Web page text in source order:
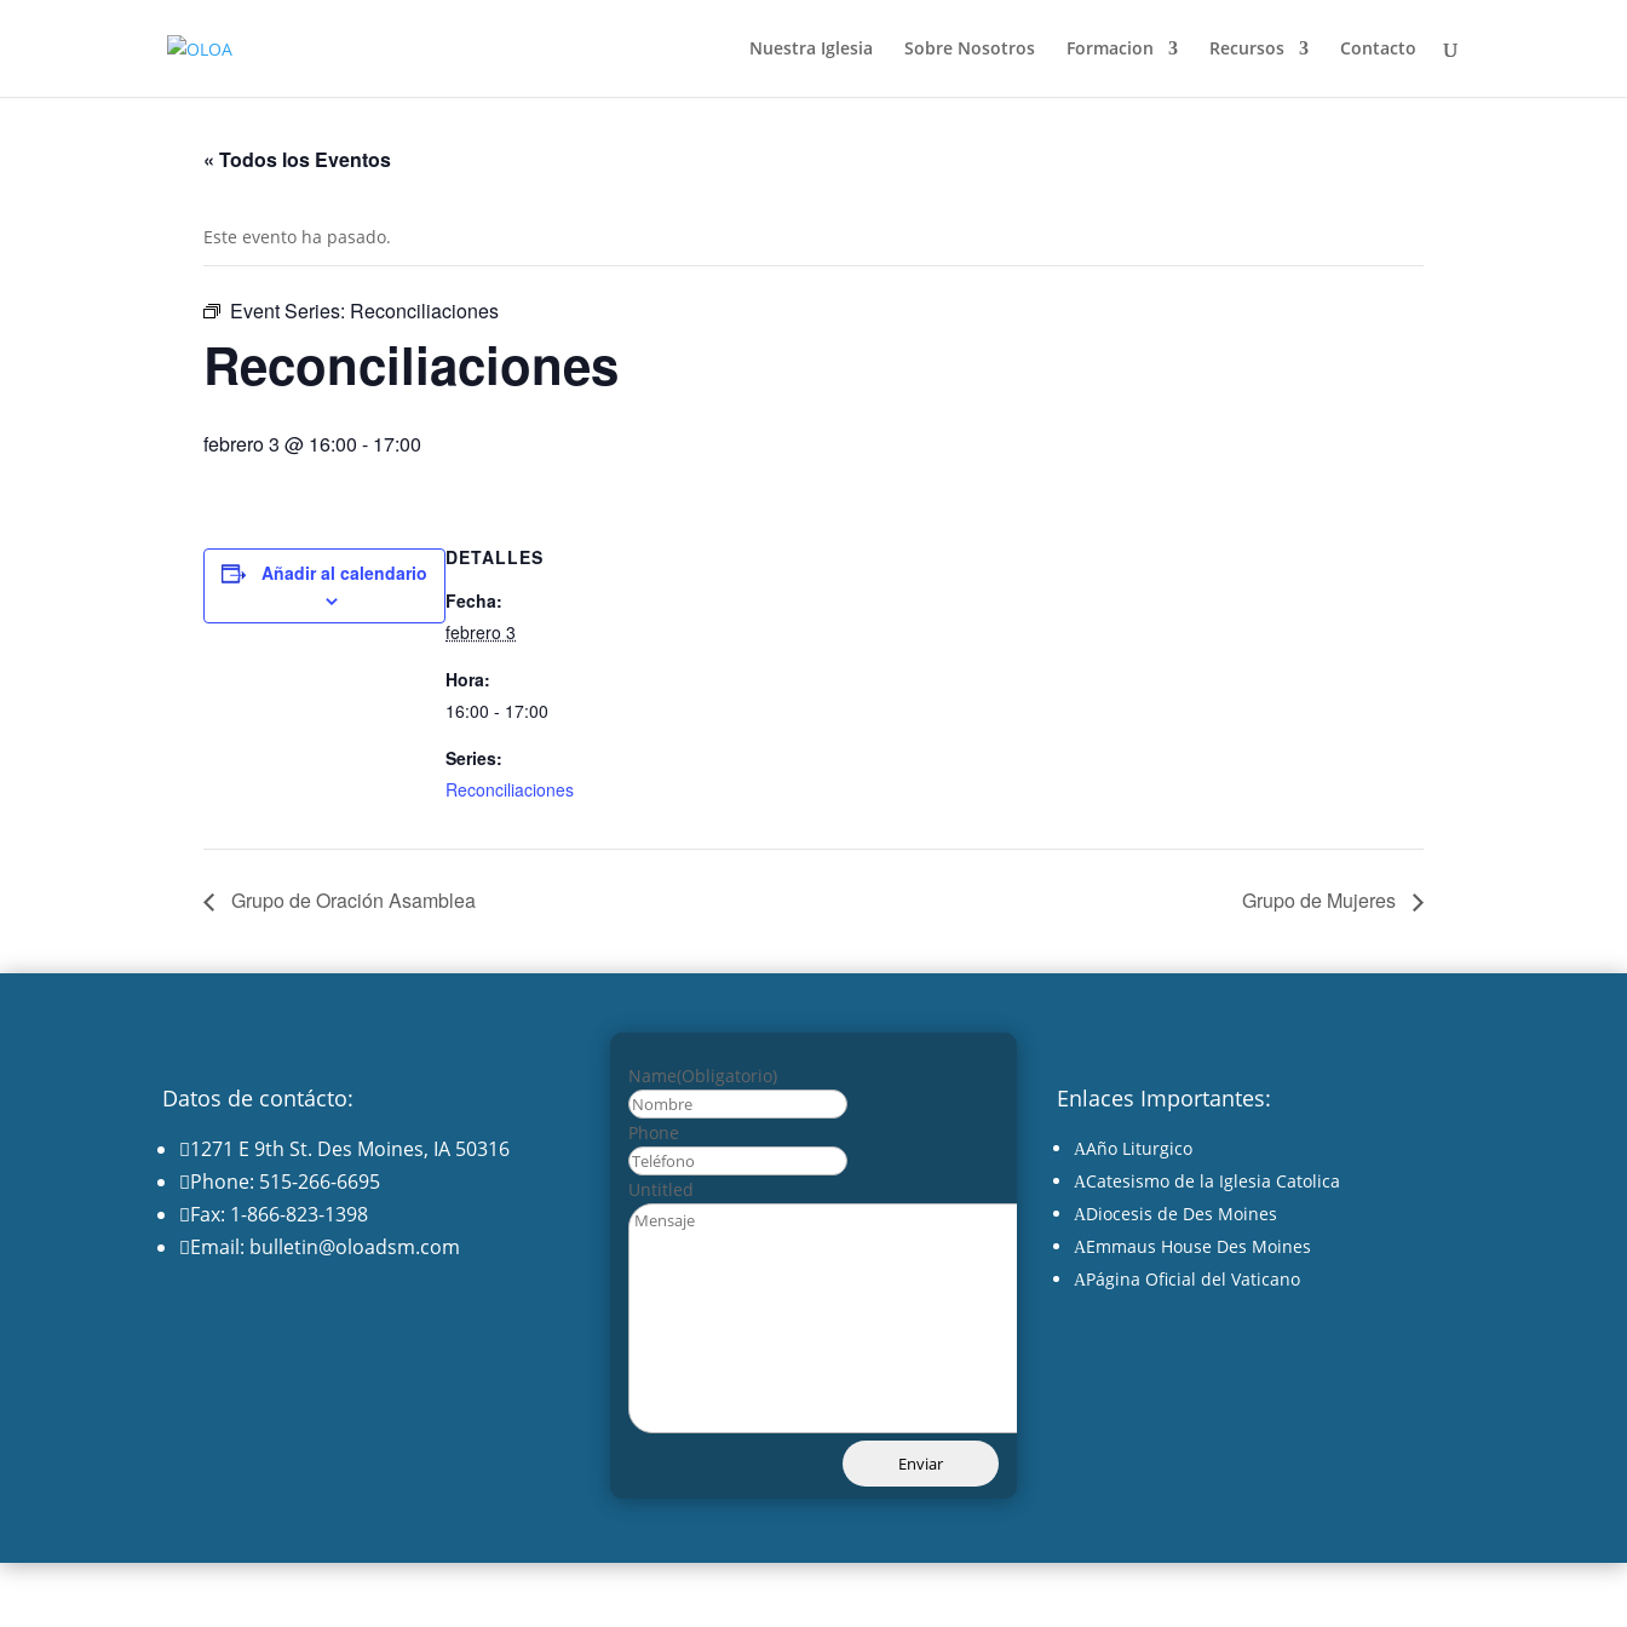
Nuestra Iglesia Sobre Nosotros Formacion Recursos Contacto
« Todos los Eventos
Este evento ha pasado.
Event Series: Reconciliaciones
Reconciliaciones
febrero 3 @ 16:00 - 17:00
Añadir al calendario
DETALLES
Fecha:
febrero 3
Hora:
16:00 - 17:00
Series:
Reconciliaciones
Grupo de Oración Asamblea Grupo de Mujeres
Datos de contácto:
1271 E 9th St. Des Moines, IA 50316
Phone: 515-266-6695
Fax: 1-866-823-1398
Email: bulletin@oloadsm.com
Name(Obligatorio)
Nombre
Phone
Untitled
Enlaces Importantes:
AAño Liturgico
ACatesismo de la Iglesia Catolica
ADiocesis de Des Moines
AEmmaus House Des Moines
APágina Oficial del Vaticano